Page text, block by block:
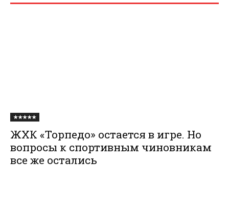
★★★★★
ЖХК «Торпедо» остается в игре. Но
вопросы к спортивным чиновникам
все же остались